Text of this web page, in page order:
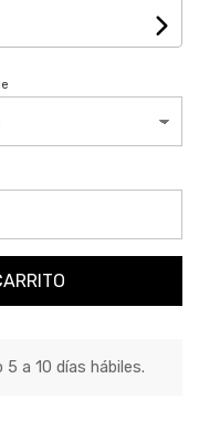
a 10 días hábiles.